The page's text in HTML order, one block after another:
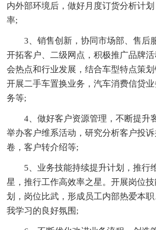
内外部环境后，做好月度订货分析计
率;
3、销售创新，协同市场部、售后
开拓客户、二级网点，积极推广品牌
会热点和行业发展，结合车型特点策
开展二手车置换业务，汽车消费信贷
务等;
4、做好客户资源管理，不断提升
举办客户维系活动，研究分析客户投
卷，客户转介绍等;
5、业务技能持续提升计划，推行
星，推行工作高效率之星。开展岗位
划，岗位比武，形成员工内部热爱本
我学习的良好氛围;